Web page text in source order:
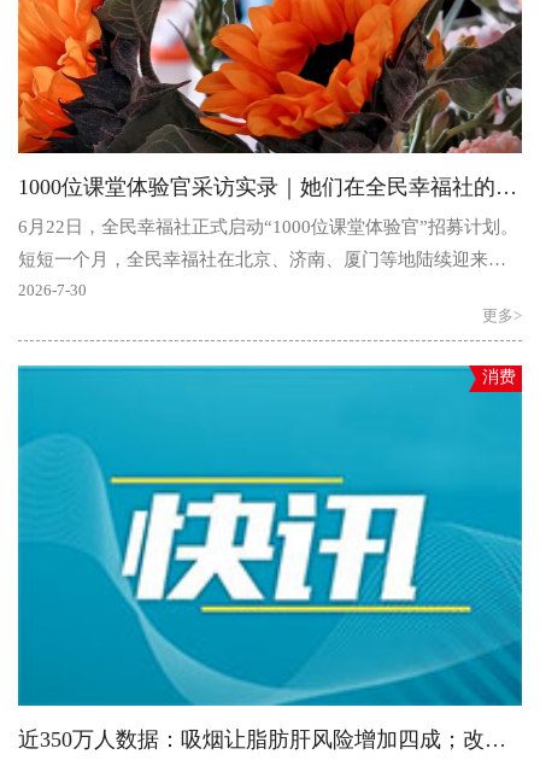
1000位课堂体验官采访实录｜她们在全民幸福社的课堂里找到了什么
6月22日，全民幸福社正式启动“1000位课堂体验官”招募计划。
短短一个月，全民幸福社在北京、济南、厦门等地陆续迎来众
多体验官走进课堂。有人带着育儿的无力而来，有人带..
2026-7-30
更多>
消费
近350万人数据：吸烟让脂肪肝风险增加四成；改用电子烟后，有害物大幅下降